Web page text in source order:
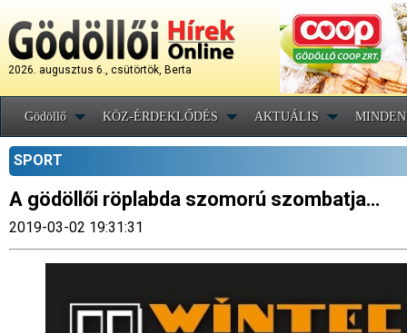
2026. augusztus 6., csütörtök, Berta
Gödöllő KÖZ-ÉRDEKLŐDÉS AKTUÁLIS
SPORT
A gödöllői röplabda szomorú szombatja…
2019-03-02 19:31:31